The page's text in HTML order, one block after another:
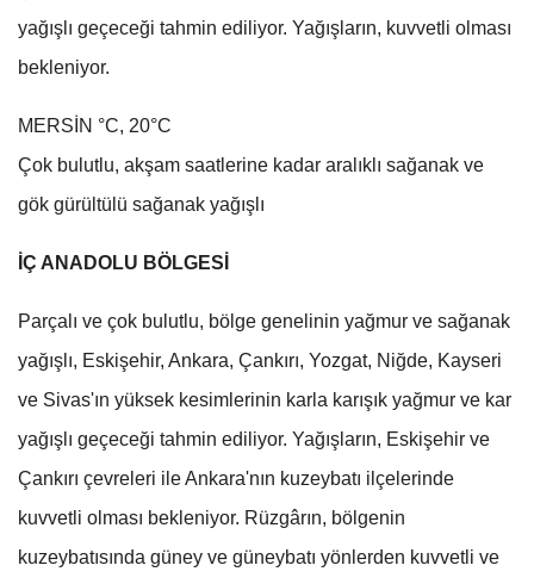
yağışlı geçeceği tahmin ediliyor. Yağışların, kuvvetli olması
bekleniyor.
MERSİN °C, 20°C
Çok bulutlu, akşam saatlerine kadar aralıklı sağanak ve
gök gürültülü sağanak yağışlı
İÇ ANADOLU BÖLGESİ
Parçalı ve çok bulutlu, bölge genelinin yağmur ve sağanak
yağışlı, Eskişehir, Ankara, Çankırı, Yozgat, Niğde, Kayseri
ve Sivas'ın yüksek kesimlerinin karla karışık yağmur ve kar
yağışlı geçeceği tahmin ediliyor. Yağışların, Eskişehir ve
Çankırı çevreleri ile Ankara'nın kuzeybatı ilçelerinde
kuvvetli olması bekleniyor. Rüzgârın, bölgenin
kuzeybatısında güney ve güneybatı yönlerden kuvvetli ve